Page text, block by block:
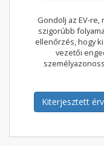
Gondolj az EV-
szigorúbb
ellenőrzés, hogy
vezetői
Kiterjesztett